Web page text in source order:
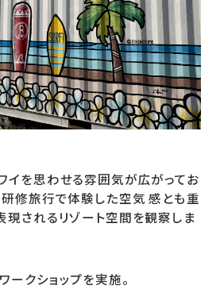
イを思わせる雰囲気が広がってお
研修旅行で体験した空気 感とも重
現されるリゾート空間を観察しま
クショップを実施。